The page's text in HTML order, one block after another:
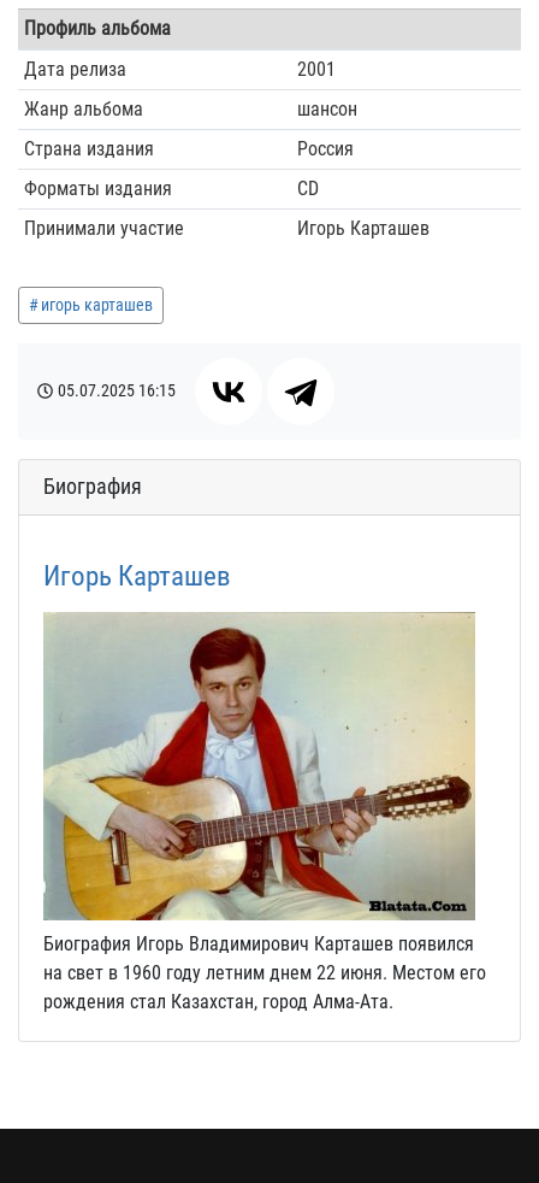
Профиль альбома
Дата релиза
2001
Жанр альбома
шансон
Страна издания
Россия
Форматы издания
CD
Принимали участие
Игорь Карташев
игорь карташев
05.07.2025 16:15
Биография
Игорь Карташев
Биография Игорь Владимирович Карташев появился
на свет в 1960 году летним днем 22 июня. Местом его
рождения стал Казахстан, город Алма-Ата.